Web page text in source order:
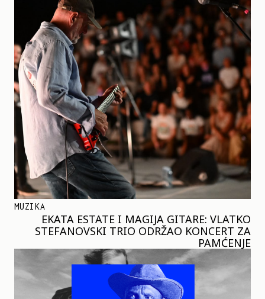
MUZIKA
EKATA ESTATE I MAGIJA GITARE: VLATKO
STEFANOVSKI TRIO ODRŽAO KONCERT ZA
PAMĆENJE